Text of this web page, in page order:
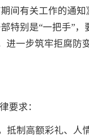
间有关工作的通知
特别是“一把手”，
进一步筑牢拒腐防
要求：
抵制高额彩礼、人